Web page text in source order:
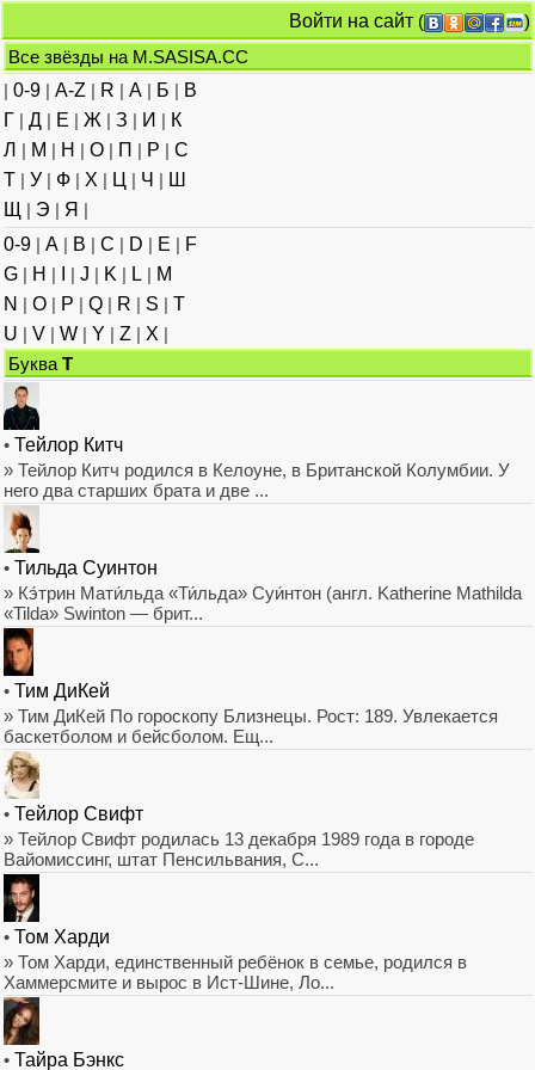
Войти на сайт (
)
Все звёзды на M.SASISA.CC
| 0-9 | A-Z | R | А | Б | В
Г | Д | Е | Ж | З | И | К
Л | М | Н | О | П | Р | С
Т | У | Ф | Х | Ц | Ч | Ш
Щ
| Э | Я |
0-9 | A | B | C | D | E | F
G | H | | J | K | L | M
N | O | P | Q | R | S | T
U | V | W | Y | Z | Х |
Буква T
• Тейлор Китч
» Тейлор Китч родился в Келоуне, в Британской Колумбии. У
него два старших брата и две ...
• Тильда Суинтон
» Кэ́трин Мати́льда «Ти́льда» Суи́нтон (англ. Katherine Mathilda
«Tilda» Swinton — брит...
• Тим ДиКей
» Тим ДиКей По гороскопу Близнецы. Рост: 189. Увлекается
баскетболом и бейсболом. Ещ...
• Тейлор Свифт
» Тейлор Свифт родилась 13 декабря 1989 года в городе
Вайомиссинг, штат Пенсильвания, С...
• Том Харди
» Том Харди, единственный ребёнок в семье, родился в
Хаммерсмите и вырос в Ист-Шине, Ло...
• Тайра Бэнкс